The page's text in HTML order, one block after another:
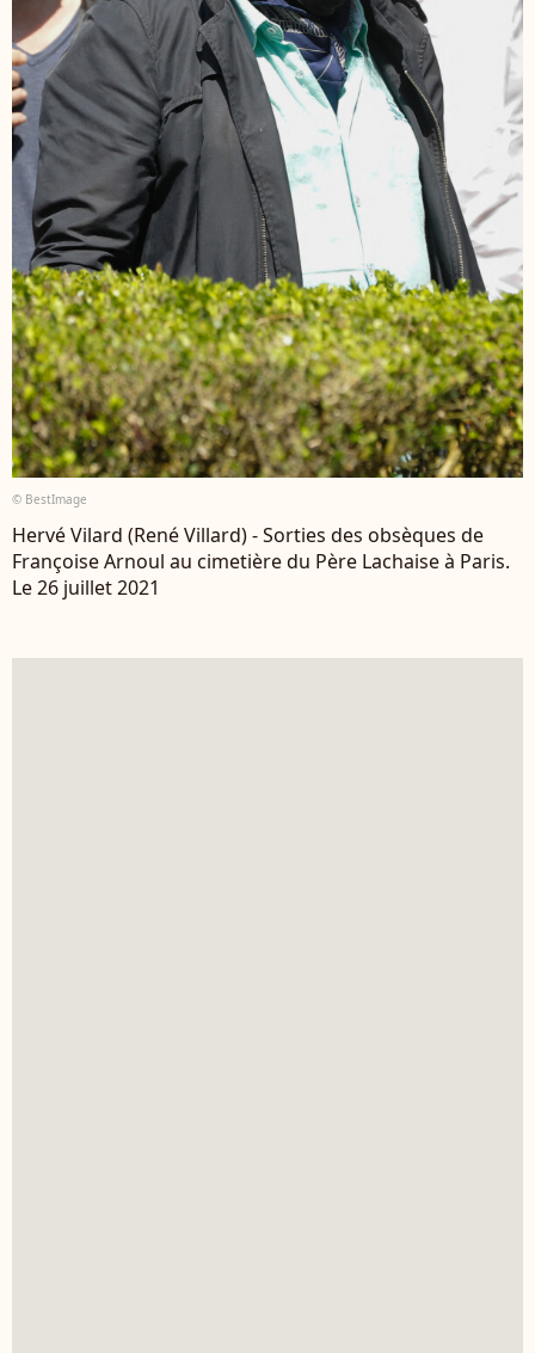
© BestImage
Hervé Vilard (René Villard) - Sorties des obsèques de
Françoise Arnoul au cimetière du Père Lachaise à Paris.
Le 26 juillet 2021